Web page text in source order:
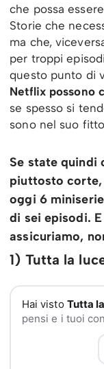
che possa
Storie che
ma che,
per troppi
questo punto di
Netflix possono
se spesso si
sono nel suo
Se state quindi
piuttosto corte,
oggi 6
di sei episodi.
assicuriamo,
1) Tutta la
Hai visto Tutta
pensi e i tuoi